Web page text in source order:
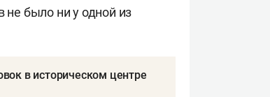
было ни у одной из
в историческом центре